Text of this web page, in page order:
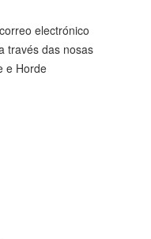
electrónico
través das nosas
e Horde